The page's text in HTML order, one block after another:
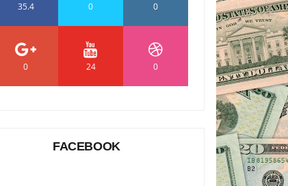
35.4 0 0
0 24 0
FACEBOOK